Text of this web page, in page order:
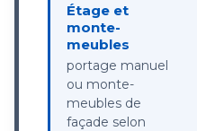
Étage et
monte-
meubles
portage manuel
ou monte-
meubles de
façade selon